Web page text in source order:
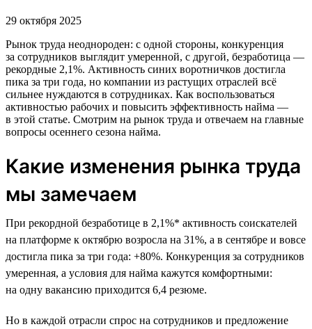
29 октября 2025
Рынок труда неоднороден: с одной стороны, конкуренция
за сотрудников выглядит умеренной, c другой, безработица —
рекордные 2,1%. Активность синих воротничков достигла
пика за три года, но компании из растущих отраслей всё
сильнее нуждаются в сотрудниках. Как воспользоваться
активностью рабочих и повысить эффективность найма —
в этой статье. Смотрим на рынок труда и отвечаем на главные
вопросы осеннего сезона найма.
Какие изменения рынка труда
мы замечаем
При рекордной безработице в 2,1%* активность соискателей
на платформе к октябрю возросла на 31%, а в сентябре и вовсе
достигла пика за три года: +80%. Конкуренция за сотрудников
умеренная, а условия для найма кажутся комфортными:
на одну вакансию приходится 6,4 резюме.
Но в каждой отрасли спрос на сотрудников и предложение